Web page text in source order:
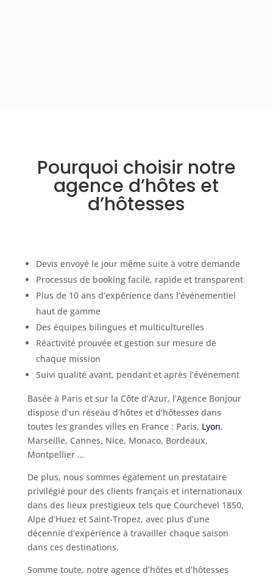
Pourquoi choisir notre
agence d’hôtes et
d’hôtesses
Devis envoyé le jour même suite à votre demande
Processus de booking facile, rapide et transparent
Plus de 10 ans d’expérience dans l’événementiel
haut de gamme
Des équipes bilingues et multiculturelles
Réactivité prouvée et gestion sur mesure de
chaque mission
Suivi qualité avant, pendant et après l’événement
Basée à Paris et sur la Côte d’Azur, l’Agence Bonjour
dispose d’un réseau d’hôtes et d’hôtesses dans
toutes les grandes villes en France : Paris, Lyon,
Marseille, Cannes, Nice, Monaco, Bordeaux,
Montpellier …
De plus, nous sommes également un prestataire
privilégié pour des clients français et internationaux
dans des lieux prestigieux tels que Courchevel 1850,
Alpe d’Huez et Saint-Tropez, avec plus d’une
décennie d’expérience à travailler chaque saison
dans ces destinations.
Somme toute, notre agence d’hôtes et d’hôtesses